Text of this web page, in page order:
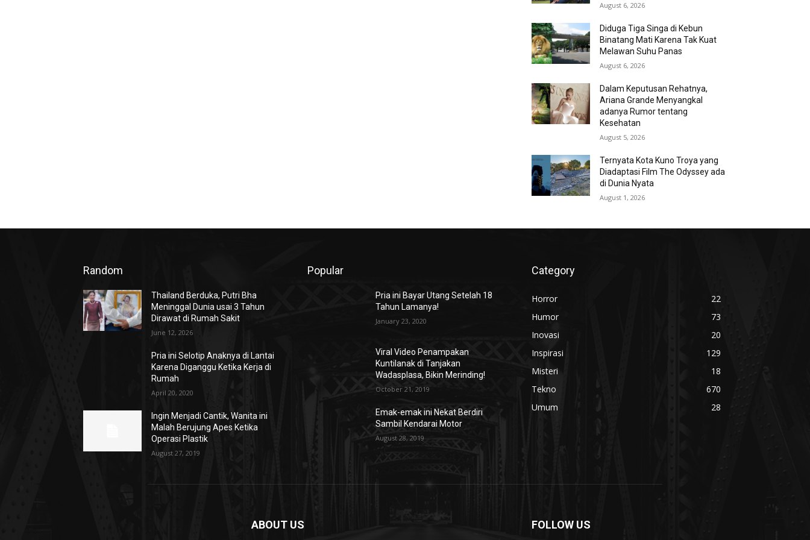
August 6, 2026
Diduga Tiga Singa di Kebun
Binatang Mati Karena Tak Kuat
Melawan Suhu Panas
August 6, 2026
Dalam Keputusan Rehatnya,
Ariana Grande Menyangkal
adanya Rumor tentang
Kesehatan
August 5, 2026
Ternyata Kota Kuno Troya yang
Diadaptasi Film The Odyssey ada
di Dunia Nyata
August 1, 2026
Random
Thailand Berduka, Putri Bha
Meninggal Dunia usai 3 Tahun
Dirawat di Rumah Sakit
June 12, 2026
Pria ini Selotip Anaknya di Lantai
Karena Diganggu Ketika Kerja di
Rumah
April 20, 2020
Ingin Menjadi Cantik, Wanita ini
Malah Berujung Apes Ketika
Operasi Plastik
August 27, 2019
Popular
Pria ini Bayar Utang Setelah 18
Tahun Lamanya!
January 23, 2020
Viral Video Penampakan
Kuntilanak di Tanjakan
Wadasplasa, Bikin Merinding!
October 21, 2019
Emak-emak ini Nekat Berdiri
Sambil Kendarai Motor
August 28, 2019
Category
Horror
22
Humor
73
Inovasi
20
Inspirasi
129
Misteri
18
Tekno
670
Umum
28
ABOUT US FOLLOW US